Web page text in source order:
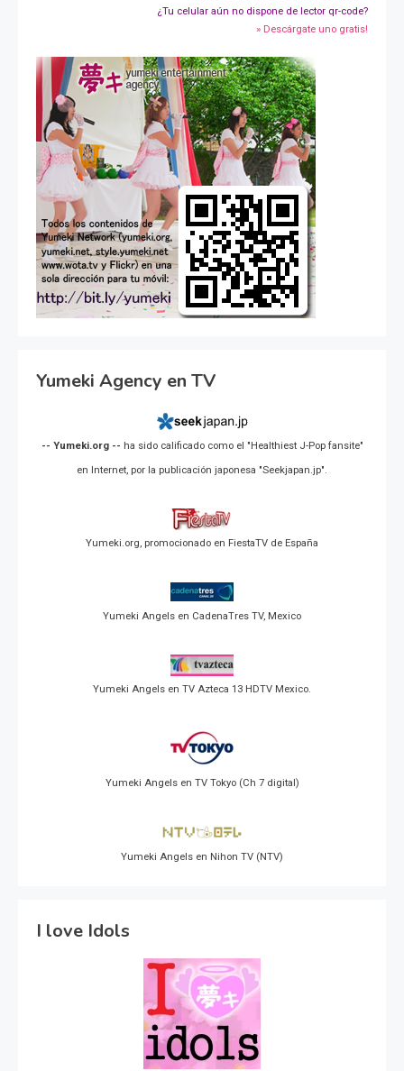
¿Tu celular aún no dispone de lector qr-code?
» Descárgate uno gratis!
Yumeki Agency en TV
-- Yumeki.org -- ha sido calificado como el "Healthiest J-Pop fansite"
en Internet, por la publicación japonesa "Seekjapan.jp".
Yumeki.org, promocionado en FiestaTV de España
Yumeki Angels en CadenaTres TV, Mexico
Yumeki Angels en TV Azteca 13 HDTV Mexico.
Yumeki Angels en TV Tokyo (Ch 7 digital)
Yumeki Angels en Nihon TV (NTV)
I love Idols